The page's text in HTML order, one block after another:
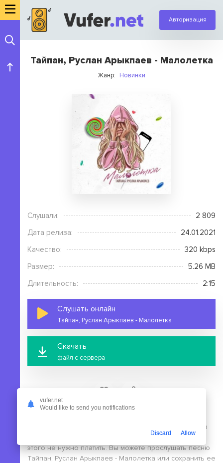
Авторизация
Тайпан, Руслан Арыкпаев - Малолетка
Жанр: Новинки
Слушали:
2 809
Дата релиза:
24.01.2021
Качество:
320 kbps
Размер:
5.26 MB
Длительность:
2:15
Слушать онлайн
Тайпан, Руслан Арыкпаев - Малолетка
Скачать
файл с сервера
Тайпан, Руслан Арыкпаев - Малолетка бесплатно без
выполнения регистрации, в высоком качестве, для
этого не нужно платить. Вы можете прослушать песню
Тайпан, Руслан Арыкпаев - Малолетка или сохранить ее
vufer.net
Would like to send you notifications
Discard Allow